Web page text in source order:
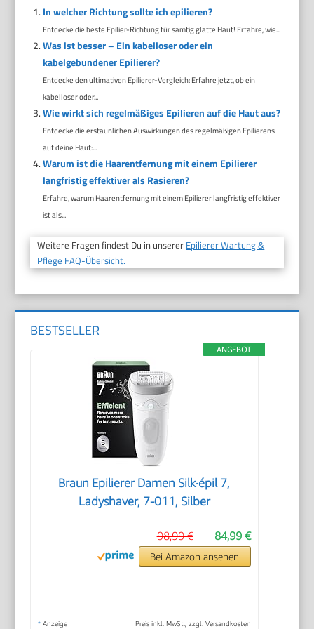
In welcher Richtung sollte ich epilieren?
Entdecke die beste Epilier-Richtung für samtig glatte Haut! Erfahre, wie...
Was ist besser – Ein kabelloser oder ein
kabelgebundener Epilierer?
Entdecke den ultimativen Epilierer-Vergleich: Erfahre jetzt, ob ein
kabelloser oder...
Wie wirkt sich regelmäßiges Epilieren auf die Haut aus?
Entdecke die erstaunlichen Auswirkungen des regelmäßigen Epilierens
auf deine Haut:...
Warum ist die Haarentfernung mit einem Epilierer
langfristig effektiver als Rasieren?
Erfahre, warum Haarentfernung mit einem Epilierer langfristig effektiver
ist als...
Weitere Fragen findest Du in unserer Epilierer Wartung &
Pflege FAQ-Übersicht.
BESTSELLER
ANGEBOT
Braun Epilierer Damen Silk·épil 7,
Ladyshaver, 7-011, Silber
84,99 €
98,99 €
Bei Amazon ansehen
* Anzeige Preis inkl. MwSt., zzgl. Versandkosten